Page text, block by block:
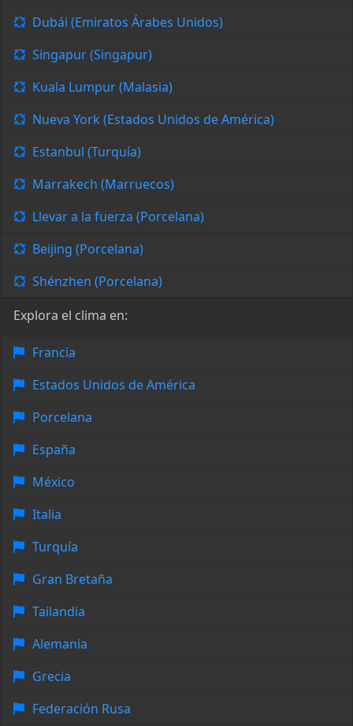
Dubái (Emiratos Árabes Unidos)
Singapur (Singapur)
Kuala Lumpur (Malasia)
Nueva York (Estados Unidos de América)
Estanbul (Turquía)
Marrakech (Marruecos)
Llevar a la fuerza (Porcelana)
Beijing (Porcelana)
Shénzhen (Porcelana)
Explora el clima en:
Francia
Estados Unidos de América
Porcelana
España
México
Italia
Turquía
Gran Bretaña
Tailandia
Alemania
Grecia
Federación Rusa